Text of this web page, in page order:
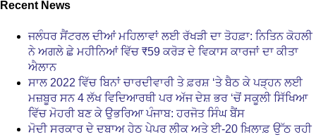
Recent News
ਜਲੰਧਰ ਸੈਂਟਰਲ ਦੀਆਂ ਮਹਿਲਾਵਾਂ ਲਈ ਰੱਖੜੀ ਦਾ ਤੋਹਫ਼ਾ: ਨਿਤਿਨ ਕੋਹਲੀ
ਨੇ ਅਗਲੇ ਛੇ ਮਹੀਨਿਆਂ ਵਿੱਚ ₹59 ਕਰੋੜ ਦੇ ਵਿਕਾਸ ਕਾਰਜਾਂ ਦਾ ਕੀਤਾ
ਐਲਾਨ
ਸਾਲ 2022 ਵਿੱਚ ਬਿਨਾਂ ਚਾਰਦੀਵਾਰੀ ਤੇ ਫ਼ਰਸ਼ ‘ਤੇ ਬੈਠ ਕੇ ਪੜ੍ਹਨ ਲਈ
ਮਜ਼ਬੂਰ ਸਨ 4 ਲੱਖ ਵਿਦਿਆਰਥੀ ਪਰ ਅੱਜ ਦੇਸ਼ ਭਰ ‘ਚੋਂ ਸਕੂਲੀ ਸਿੱਖਿਆ
ਵਿੱਚ ਮੋਹਰੀ ਬਣ ਕੇ ਉਭਰਿਆ ਪੰਜਾਬ: ਹਰਜੋਤ ਸਿੰਘ ਬੈਂਸ
ਮੋਦੀ ਸਰਕਾਰ ਦੇ ਦਬਾਅ ਹੇਠ ਪੇਪਰ ਲੀਕ ਅਤੇ ਈ-20 ਖ਼ਿਲਾਫ਼ ਉੱਠ ਰਹੀ